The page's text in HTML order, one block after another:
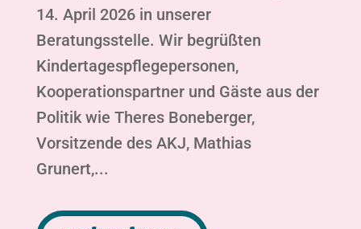
14. April 2026 in unserer
Beratungsstelle. Wir begrüßten
Kindertagespflegepersonen,
Kooperationspartner und Gäste aus der
Politik wie Theres Boneberger,
Vorsitzende des AKJ, Mathias
Grunert,...